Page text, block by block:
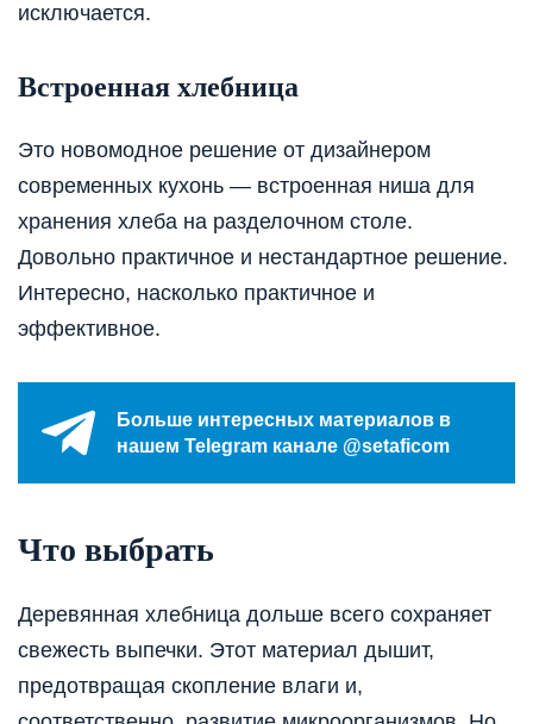
исключается.
Встроенная хлебница
Это новомодное решение от дизайнером
современных кухонь — встроенная ниша для
хранения хлеба на разделочном столе.
Довольно практичное и нестандартное решение.
Интересно, насколько практичное и
эффективное.
Больше интересных материалов в
нашем Telegram канале @setaficom
Что выбрать
Деревянная хлебница дольше всего сохраняет
свежесть выпечки. Этот материал дышит,
предотвращая скопление влаги и,